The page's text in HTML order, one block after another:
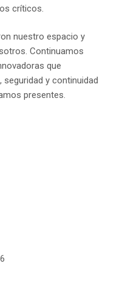
críticos.
nuestro espacio y
Continuamos
que
y continuidad
presentes.